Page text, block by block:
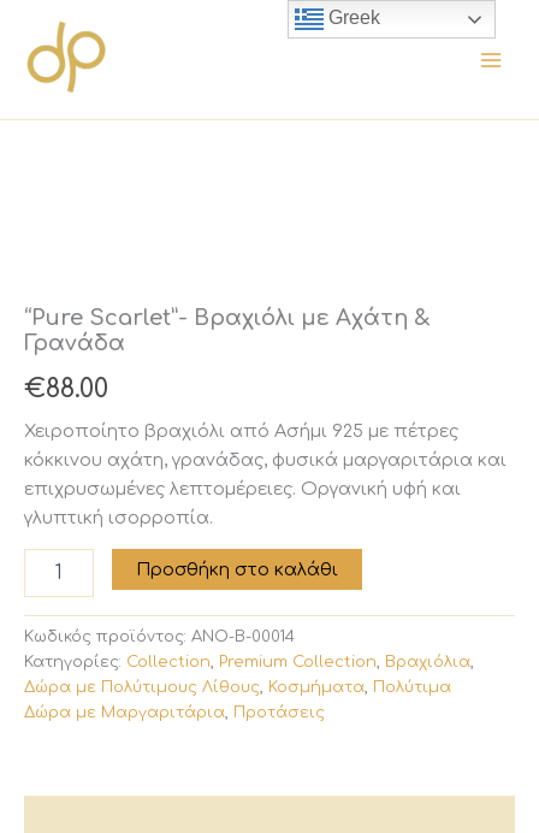
περιεχόμενο
“Pure Scarlet”- Βραχιόλι με Αχάτη &
Γρανάδα
€88.00
Χειροποίητο βραχιόλι από Ασήμι 925 με πέτρες
κόκκινου αχάτη, γρανάδας, φυσικά μαργαριτάρια και
επιχρυσωμένες λεπτομέρειες. Οργανική υφή και
γλυπτική ισορροπία.
"Pure
Scarlet"-
με
Αχάτη
&
Γρανάδα
Προσθήκη στο καλάθι
Κωδικός προϊόντος: ANO-B-00014
Κατηγορίες: Collection, Premium Collection, Βραχιόλια,
Δώρα με Πολύτιμους Λίθους, Κοσμήματα, Πολύτιμα
Δώρα με Μαργαριτάρια, Προτάσεις
Greek